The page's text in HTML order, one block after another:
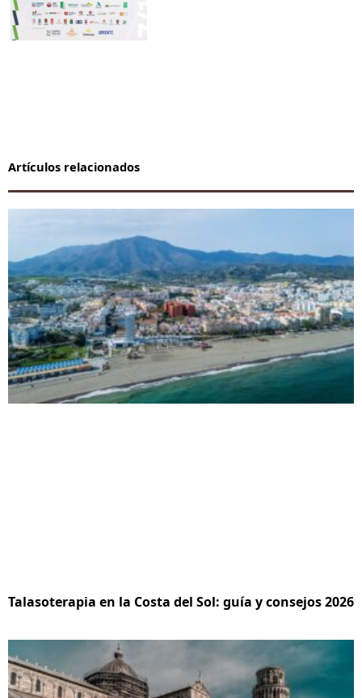
Artículos relacionados
Talasoterapia en la Costa del Sol: guía y consejos 2026